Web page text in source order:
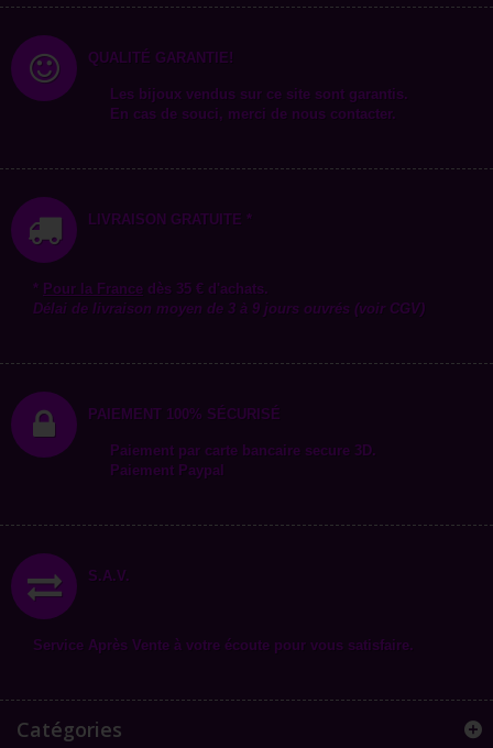
QUALITÉ GARANTIE!
Les bijoux vendus sur ce site sont garantis.
En cas de souci, merci de nous contacter.
LIVRAISON GRATUITE *
* Pour la France dès 35 € d'achats.
Délai de livraison moyen de 3 à 9 jours ouvrés (voir CGV)
PAIEMENT 100% SÉCURISÉ
Paiement par carte bancaire secure 3D.
Paiement Paypal
S.A.V.
Service Après Vente à votre écoute pour vous satisfaire.
Catégories